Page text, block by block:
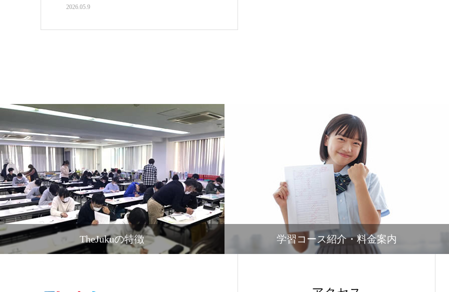
ど、…
2026.05.9
TheJukuの特徴 学習コース紹介・料金案内